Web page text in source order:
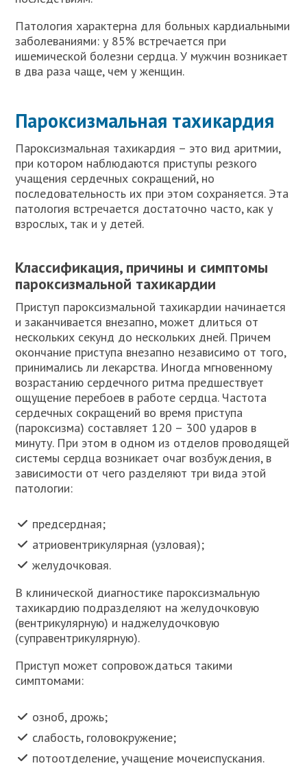
Патология характерна для больных кардиальными
заболеваниями: у 85% встречается при
ишемической болезни сердца. У мужчин возникает
в два раза чаще, чем у женщин.
Пароксизмальная тахикардия
Пароксизмальная тахикардия – это вид аритмии,
при котором наблюдаются приступы резкого
учащения сердечных сокращений, но
последовательность их при этом сохраняется. Эта
патология встречается достаточно часто, как у
взрослых, так и у детей.
Классификация, причины и симптомы
пароксизмальной тахикардии
Приступ пароксизмальной тахикардии начинается
и заканчивается внезапно, может длиться от
нескольких секунд до нескольких дней. Причем
окончание приступа внезапно независимо от того,
принимались ли лекарства. Иногда мгновенному
возрастанию сердечного ритма предшествует
ощущение перебоев в работе сердца. Частота
сердечных сокращений во время приступа
(пароксизма) составляет 120 – 300 ударов в
минуту. При этом в одном из отделов проводящей
системы сердца возникает очаг возбуждения, в
зависимости от чего разделяют три вида этой
патологии:
предсердная;
атриовентрикулярная (узловая);
желудочковая.
В клинической диагностике пароксизмальную
тахикардию подразделяют на желудочковую
(вентрикулярную) и наджелудочковую
(суправентрикулярную).
Приступ может сопровождаться такими
симптомами:
озноб, дрожь;
слабость, головокружение;
потоотделение, учащение мочеиспускания.